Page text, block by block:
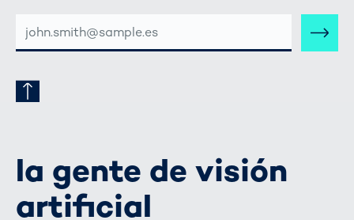
CORREO
la gente de visión
artificial